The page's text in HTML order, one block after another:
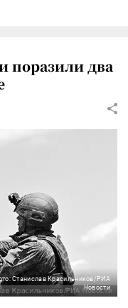
поразили два
Станислав Красильников/РИА
Новости